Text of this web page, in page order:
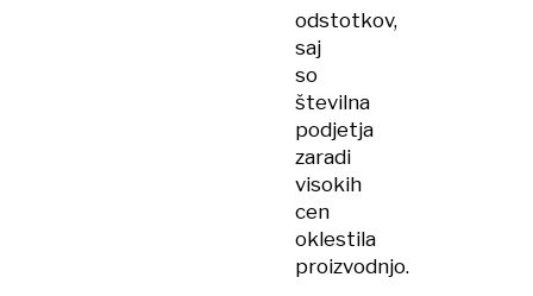
odstotkov,
saj
so
številna
podjetja
zaradi
visokih
cen
oklestila
proizvodnjo.